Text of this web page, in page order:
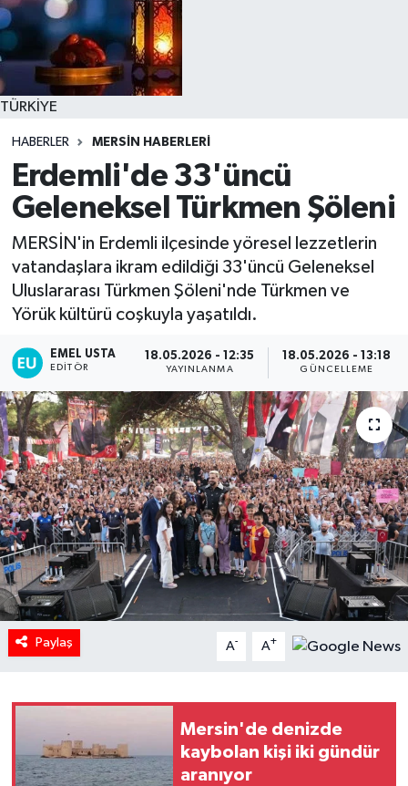
TÜRKİYE
HABERLER MERSİN HABERLERİ
Erdemli'de 33'üncü
Geleneksel Türkmen Şöleni
MERSİN'in Erdemli ilçesinde yöresel lezzetlerin
vatandaşlara ikram edildiği 33'üncü Geleneksel
Uluslararası Türkmen Şöleni'nde Türkmen ve
Yörük kültürü coşkuyla yaşatıldı.
EMEL USTA
EDITÖR
18.05.2026 - 12:35
YAYINLANMA
18.05.2026 - 13:18
GÜNCELLEME
Paylaş A- A+
Mersin'de denizde
kaybolan kişi iki gündür
aranıyor